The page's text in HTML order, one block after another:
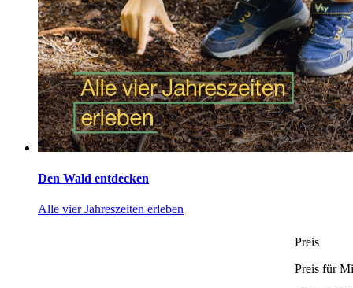
Den Wald entdecken
Alle vier Jahreszeiten erleben
Preis
Preis für